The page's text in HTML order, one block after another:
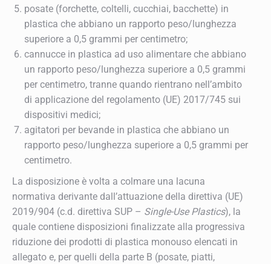
posate (forchette, coltelli, cucchiai, bacchette) in
plastica che abbiano un rapporto peso/lunghezza
superiore a 0,5 grammi per centimetro;
cannucce in plastica ad uso alimentare che abbiano
un rapporto peso/lunghezza superiore a 0,5 grammi
per centimetro, tranne quando rientrano nell’ambito
di applicazione del regolamento (UE) 2017/745 sui
dispositivi medici;
agitatori per bevande in plastica che abbiano un
rapporto peso/lunghezza superiore a 0,5 grammi per
centimetro.
La disposizione è volta a colmare una lacuna
normativa derivante dall’attuazione della direttiva (UE)
2019/904 (c.d. direttiva SUP – Single-Use Plastics), la
quale contiene disposizioni finalizzate alla progressiva
riduzione dei prodotti di plastica monouso elencati in
allegato e, per quelli della parte B (posate, piatti,